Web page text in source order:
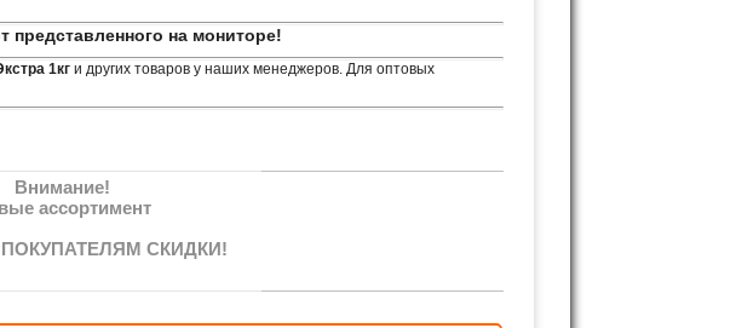
представленного на мониторе!
1кг и других товаров у наших менеджеров. Для оптовых
Внимание!
ассортимент
СКИДКИ!